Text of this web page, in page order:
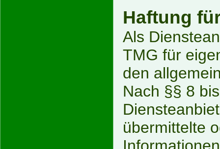
Haftung
Als
TMG für
den
Nach §§ 8
übermittelte